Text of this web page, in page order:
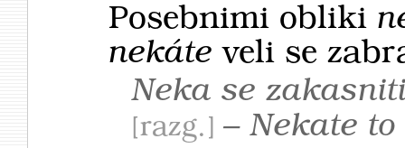
Posebnimi obliki
nekáte veli se
Neka se
razg. – Nekate